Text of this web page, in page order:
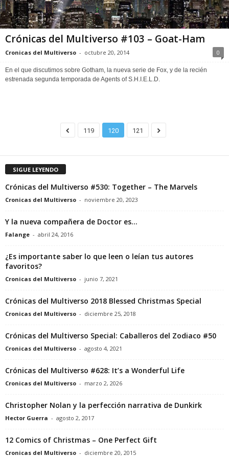
Crónicas del Multiverso #103 – Goat-Ham
Cronicas del Multiverso - octubre 20, 2014 0
En el que discutimos sobre Gotham, la nueva serie de Fox, y de la recién
estrenada segunda temporada de Agents of S.H.I.E.L.D.
119 120 121
SIGUE LEYENDO
Crónicas del Multiverso #530: Together – The Marvels
Cronicas del Multiverso - noviembre 20, 2023
Y la nueva compañera de Doctor es…
Falange - abril 24, 2016
¿Es importante saber lo que leen o leían tus autores
favoritos?
Cronicas del Multiverso - junio 7, 2021
Crónicas del Multiverso 2018 Blessed Christmas Special
Cronicas del Multiverso - diciembre 25, 2018
Crónicas del Multiverso Special: Caballeros del Zodiaco #50
Cronicas del Multiverso - agosto 4, 2021
Crónicas del Multiverso #628: It’s a Wonderful Life
Cronicas del Multiverso - marzo 2, 2026
Christopher Nolan y la perfección narrativa de Dunkirk
Hector Guerra - agosto 2, 2017
12 Comics of Christmas – One Perfect Gift
Cronicas del Multiverso - diciembre 20, 2015